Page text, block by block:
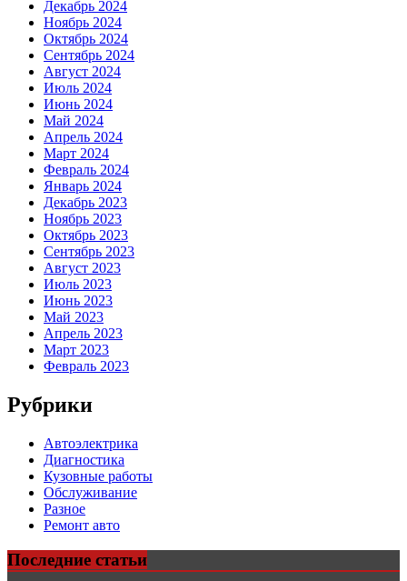
Декабрь 2024
Ноябрь 2024
Октябрь 2024
Сентябрь 2024
Август 2024
Июль 2024
Июнь 2024
Май 2024
Апрель 2024
Март 2024
Февраль 2024
Январь 2024
Декабрь 2023
Ноябрь 2023
Октябрь 2023
Сентябрь 2023
Август 2023
Июль 2023
Июнь 2023
Май 2023
Апрель 2023
Март 2023
Февраль 2023
Рубрики
Автоэлектрика
Диагностика
Кузовные работы
Обслуживание
Разное
Ремонт авто
Последние статьи